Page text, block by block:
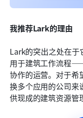
我推荐Lark的理由
Lark的突出之处在于
用于建筑工作流程
协作的运营。对于希
换多个应用的公司来
供现成的建筑资源管